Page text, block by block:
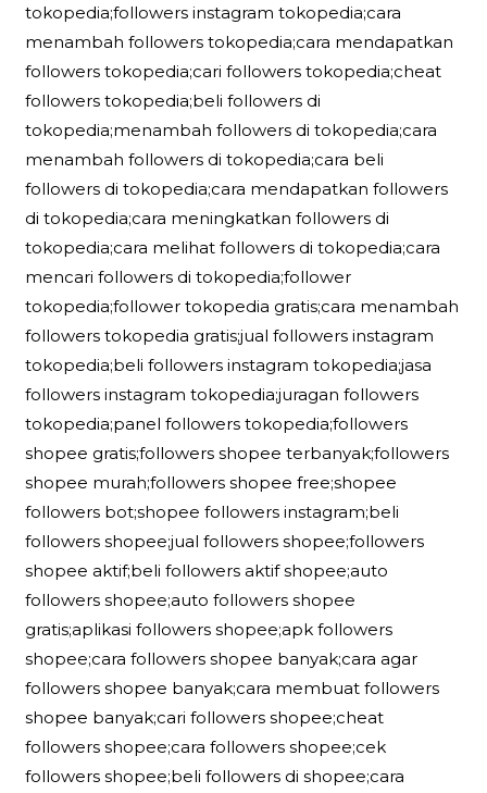
tokopedia;followers instagram tokopedia;cara
menambah followers tokopedia;cara mendapatkan
followers tokopedia;cari followers tokopedia;cheat
followers tokopedia;beli followers di
tokopedia;menambah followers di tokopedia;cara
menambah followers di tokopedia;cara beli
followers di tokopedia;cara mendapatkan followers
di tokopedia;cara meningkatkan followers di
tokopedia;cara melihat followers di tokopedia;cara
mencari followers di tokopedia;follower
tokopedia;follower tokopedia gratis;cara menambah
followers tokopedia gratis;jual followers instagram
tokopedia;beli followers instagram tokopedia;jasa
followers instagram tokopedia;juragan followers
tokopedia;panel followers tokopedia;followers
shopee gratis;followers shopee terbanyak;followers
shopee murah;followers shopee free;shopee
followers bot;shopee followers instagram;beli
followers shopee;jual followers shopee;followers
shopee aktif;beli followers aktif shopee;auto
followers shopee;auto followers shopee
gratis;aplikasi followers shopee;apk followers
shopee;cara followers shopee banyak;cara agar
followers shopee banyak;cara membuat followers
shopee banyak;cari followers shopee;cheat
followers shopee;cara followers shopee;cek
followers shopee;beli followers di shopee;cara